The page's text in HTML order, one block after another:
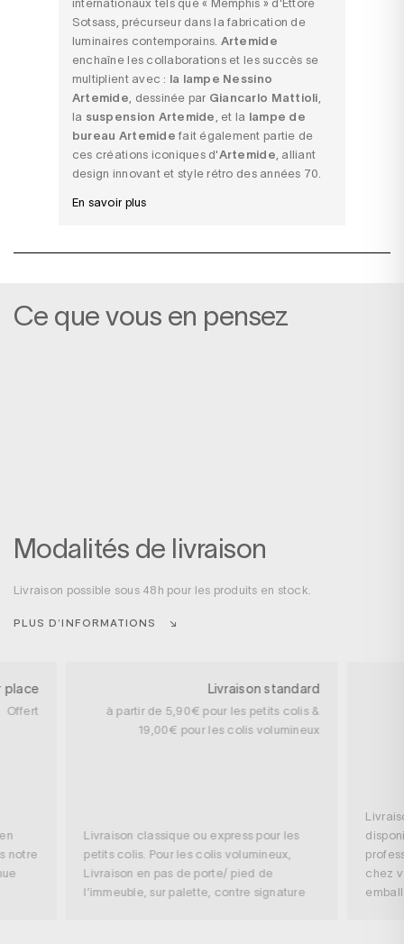
internationaux tels que « Memphis » d'Ettore
Sotsass, précurseur dans la fabrication de
luminaires contemporains. Artemide
enchaîne les collaborations et les succès se
multiplient avec : la lampe Nessino
Artemide , dessinée par Giancarlo Mattioli
la suspension Artemide , et la lampe de
bureau Artemide fait également partie de
ces créations iconiques d'Artemide , alliant
design innovant et style rétro des années 70.
En savoir plus
Ce que vous en pensez
Modalités de livraison
Livraison possible sous 48h pour les produits en stock.
PLUS D’INFORMATIONS
place
Offert
notre
Livraison standard
à partir de 5,90€ pour les petits colis &
19,00€ pour les colis volumineux
Livraison classique ou express pour les
petits colis. Pour les colis volumineux,
Livraison en pas de porte/ pied de
l’immeuble, sur palette, contre signature
chez